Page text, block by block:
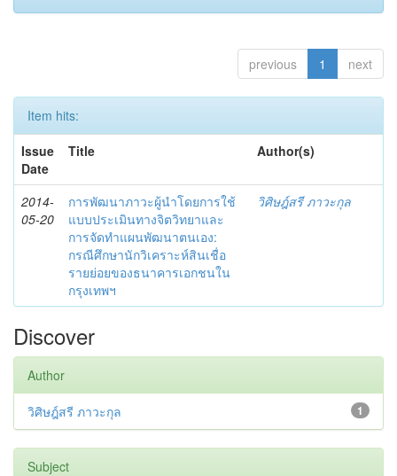
previous 1 next
Item hits:
Issue
Date
Title Author(s)
2014-
05-20
การพัฒนาภาวะผู้นำโดยการใช้
แบบประเมินทางจิตวิทยาและ
การจัดทำแผนพัฒนาตนเอง:
กรณีศึกษานักวิเคราะห์สินเชื่อ
รายย่อยของธนาคารเอกชนใน
กรุงเทพฯ
วิศิษฎ์สรี ภาวะกุล
Discover
Author
1
วิศิษฎ์สรี ภาวะกุล
Subject